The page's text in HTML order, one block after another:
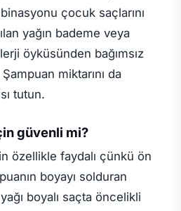
çocuk saçlarını
yağın bademe veya
öyküsünden bağımsız
miktarını da
tutun.
güvenli mi?
özellikle faydalı çünkü ön
boyayı solduran
boyalı saçta öncelikli